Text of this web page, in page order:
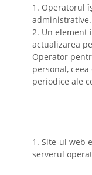
1. Operatorul
administrative.
2. Un element
actualizarea
Operator
personal,
periodice ale
1. Site-ul web
serverul